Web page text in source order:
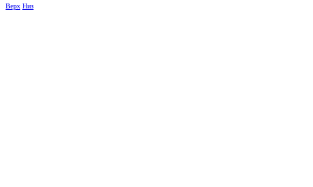
Верх Низ